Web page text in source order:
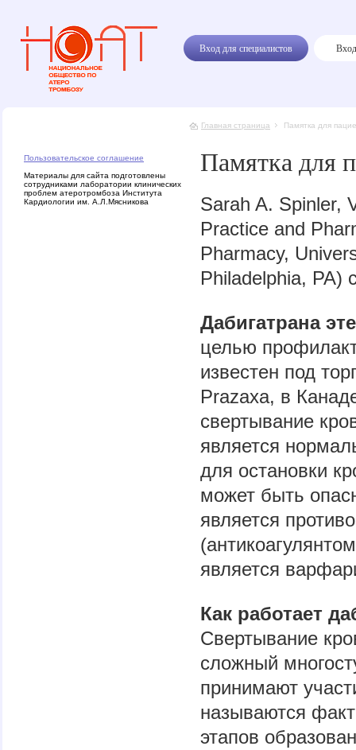
Вход для специалистов
Главная страница Памятка для
Пользовательское соглашение
Материалы для сайта подготовлены
сотрудниками лаборатории клинических
проблем атеротромбоза Института
Кардиологии им. А.Л.Мясникова
Памятка для
Sarah A. Spinler,
Practice and
Pharmacy,
Philadelphia, PA)
Дабигатрана
целью
известен под
Prazaxa, в
свертывание
является
для остановки
может быть
является
является
Как работает
Свертывание
сложный
принимают
называются
этапов